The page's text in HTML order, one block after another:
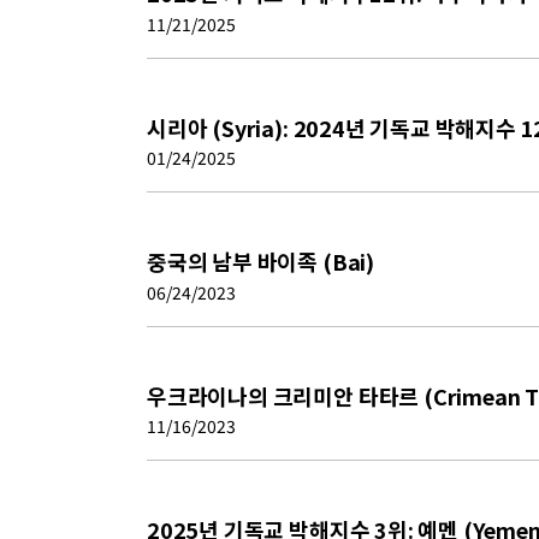
11/21/2025
시리아 (Syria): 2024년 기독교 박해지수
01/24/2025
중국의 남부 바이족 (Bai)
06/24/2023
우크라이나의 크리미안 타타르 (Crimean
11/16/2023
2025년 기독교 박해지수 3위: 예멘